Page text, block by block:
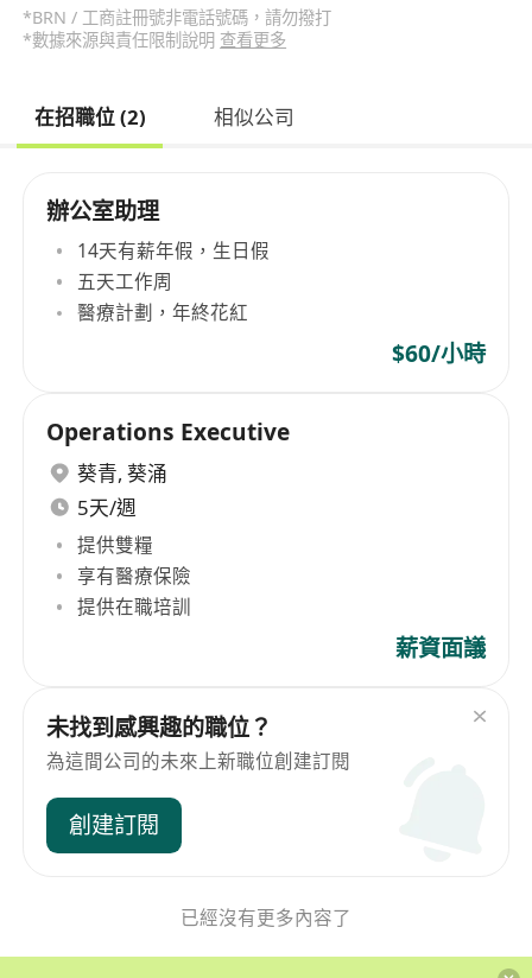
*BRN / 工商註冊號非電話號碼，請勿撥打
*數據來源與責任限制說明 查看更多
在招職位 (2) 相似公司
辦公室助理
14天有薪年假，生日假
五天工作周
醫療計劃，年終花紅
$60/小時
Operations Executive
葵青, 葵涌
5天/週
提供雙糧
享有醫療保險
提供在職培訓
薪資面議
未找到感興趣的職位？
為這間公司的未來上新職位創建訂閱
創建訂閱
已經沒有更多內容了